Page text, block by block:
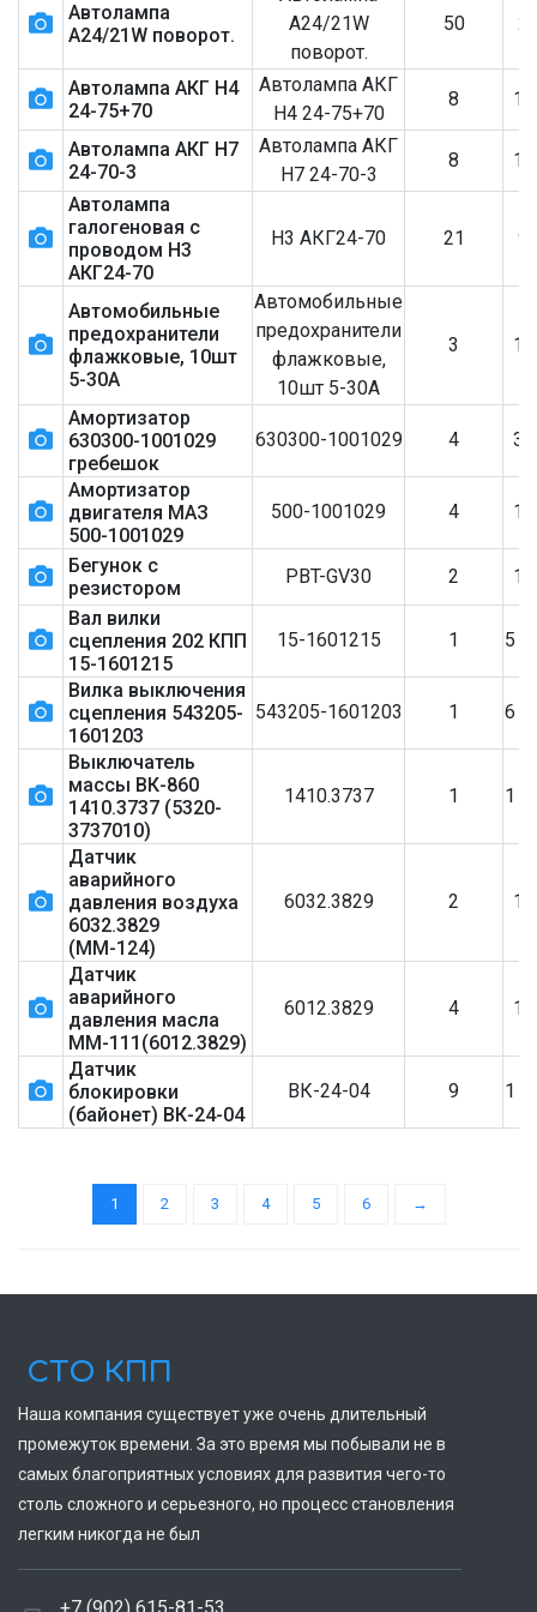
Автолампа
А24/21W поворот.
А24/21W
поворот.
50
Автолампа АКГ Н4
24-75+70
Автолампа АКГ
Н4 24-75+70
8
Автолампа АКГ Н7
24-70-3
Автолампа АКГ
Н7 24-70-3
8
Автолампа
галогеновая с
проводом Н3
АКГ24-70
Н3 АКГ24-70 21
Автомобильные
предохранители
флажковые, 10шт
5-30А
Автомобильные
предохранители
флажковые,
10шт 5-30А
3
Амортизатор
630300-1001029
гребешок
630300-1001029 4
Амортизатор
двигателя МАЗ
500-1001029
500-1001029 4
Бегунок с
резистором
PBT-GV30 2
Вал вилки
сцепления 202 КПП
15-1601215
15-1601215 1 5
Вилка выключения
сцепления 543205-
1601203
543205-1601203 1 6
Выключатель
массы ВК-860
1410.3737 (5320-
3737010)
1410.3737 1 1
Датчик
аварийного
давления воздуха
6032.3829
(ММ-124)
6032.3829 2
Датчик
аварийного
давления масла
ММ-111(6012.3829)
6012.3829 4
Датчик
блокировки
(байонет) ВК-24-04
ВК-24-04 9 1
1 2 3 4 5 6 →
СТО КПП
Наша компания существует уже очень длительный
промежуток времени. За это время мы побывали не в
самых благоприятных условиях для развития чего-то
столь сложного и серьезного, но процесс становления
легким никогда не был